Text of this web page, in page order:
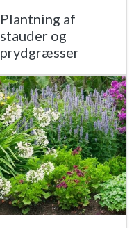
Plantning af
stauder og
prydgræsser